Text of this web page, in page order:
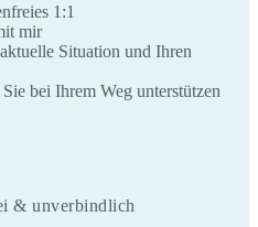
1:1
mir
Situation und Ihren
bei Ihrem Weg unterstützen
& unverbindlich